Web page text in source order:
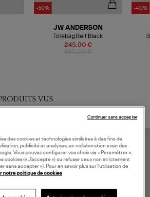
-50%
245,00 €
JW ANDERSON
Totebag Belt Black
-40%
VUS
des cookies et technologies similaires à des fins de
publicité et analyses, en collaboration avec des
Vous pouvez configurer vos choix via « Paramétrer »,
cookies (« J’accepte ») ou refuser ceux non strictement
sans accepter »). Pour en savoir plus sur l’utilisation de
notre politique de cookies
Continuer sans accepter